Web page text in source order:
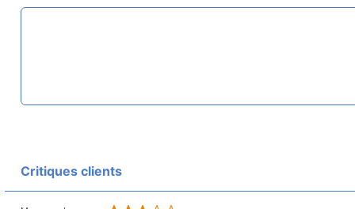
Critiques clients